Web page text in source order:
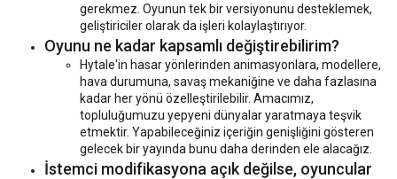
gerekmez. Oyunun tek bir versiyonunu desteklemek,
geliştiriciler olarak da işleri kolaylaştırıyor.
Oyunu ne kadar kapsamlı değiştirebilirim?
Hytale'in hasar yönlerinden animasyonlara, modellere,
hava durumuna, savaş mekaniğine ve daha fazlasına
kadar her yönü özelleştirilebilir. Amacımız,
topluluğumuzu yepyeni dünyalar yaratmaya teşvik
etmektir. Yapabileceğiniz içeriğin genişliğini gösteren
gelecek bir yayında bunu daha derinden ele alacağız.
İstemci modifikasyona açık değilse, oyuncular